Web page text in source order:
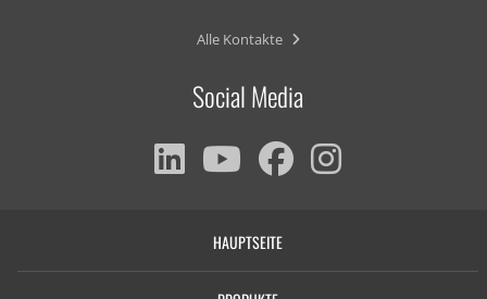
Alle Kontakte
Social Media
HAUPTSEITE